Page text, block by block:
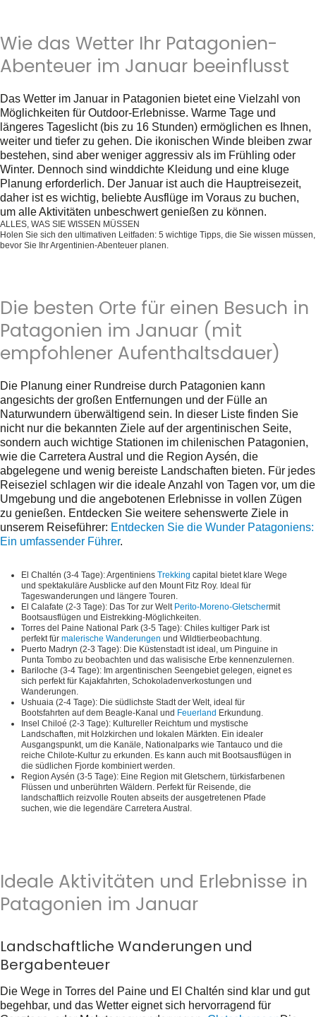
Wie das Wetter Ihr Patagonien-
Abenteuer im Januar beeinflusst
Das Wetter im Januar in Patagonien bietet eine Vielzahl von
Möglichkeiten für Outdoor-Erlebnisse. Warme Tage und
längeres Tageslicht (bis zu 16 Stunden) ermöglichen es Ihnen,
weiter und tiefer zu gehen. Die ikonischen Winde bleiben zwar
bestehen, sind aber weniger aggressiv als im Frühling oder
Winter. Dennoch sind winddichte Kleidung und eine kluge
Planung erforderlich. Der Januar ist auch die Hauptreisezeit,
daher ist es wichtig, beliebte Ausflüge im Voraus zu buchen,
um alle Aktivitäten unbeschwert genießen zu können.
ALLES, WAS SIE WISSEN MÜSSEN
Holen Sie sich den ultimativen Leitfaden: 5 wichtige Tipps, die Sie wissen müssen,
bevor Sie Ihr Argentinien-Abenteuer planen.
Die besten Orte für einen Besuch in
Patagonien im Januar (mit
empfohlener Aufenthaltsdauer)
Die Planung einer Rundreise durch Patagonien kann
angesichts der großen Entfernungen und der Fülle an
Naturwundern überwältigend sein. In dieser Liste finden Sie
nicht nur die bekannten Ziele auf der argentinischen Seite,
sondern auch wichtige Stationen im chilenischen Patagonien,
wie die Carretera Austral und die Region Aysén, die
abgelegene und wenig bereiste Landschaften bieten. Für jedes
Reiseziel schlagen wir die ideale Anzahl von Tagen vor, um die
Umgebung und die angebotenen Erlebnisse in vollen Zügen
zu genießen. Entdecken Sie weitere sehenswerte Ziele in
unserem Reiseführer: Entdecken Sie die Wunder Patagoniens:
Ein umfassender Führer.
El Chaltén (3-4 Tage): Argentiniens Trekking capital bietet klare Wege
und spektakuläre Ausblicke auf den Mount Fitz Roy. Ideal für
Tageswanderungen und längere Touren.
El Calafate (2-3 Tage): Das Tor zur Welt Perito-Moreno-Gletschermit
Bootsausflügen und Eistrekking-Möglichkeiten.
Torres del Paine National Park (3-5 Tage): Chiles kultiger Park ist
perfekt für malerische Wanderungen und Wildtierbeobachtung.
Puerto Madryn (2-3 Tage): Die Küstenstadt ist ideal, um Pinguine in
Punta Tombo zu beobachten und das walisische Erbe kennenzulernen.
Bariloche (3-4 Tage): Im argentinischen Seengebiet gelegen, eignet es
sich perfekt für Kajakfahrten, Schokoladenverkostungen und
Wanderungen.
Ushuaia (2-4 Tage): Die südlichste Stadt der Welt, ideal für
Bootsfahrten auf dem Beagle-Kanal und Feuerland Erkundung.
Insel Chiloé (2-3 Tage): Kultureller Reichtum und mystische
Landschaften, mit Holzkirchen und lokalen Märkten. Ein idealer
Ausgangspunkt, um die Kanäle, Nationalparks wie Tantauco und die
reiche Chilote-Kultur zu erkunden. Es kann auch mit Bootsausflügen in
die südlichen Fjorde kombiniert werden.
Region Aysén (3-5 Tage): Eine Region mit Gletschern, türkisfarbenen
Flüssen und unberührten Wäldern. Perfekt für Reisende, die
landschaftlich reizvolle Routen abseits der ausgetretenen Pfade
suchen, wie die legendäre Carretera Austral.
Ideale Aktivitäten und Erlebnisse in
Patagonien im Januar
Landschaftliche Wanderungen und
Bergabenteuer
Die Wege in Torres del Paine und El Chaltén sind klar und gut
begehbar, und das Wetter eignet sich hervorragend für